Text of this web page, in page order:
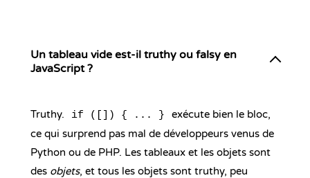
Un tableau vide est-il truthy ou falsy en
JavaScript ?
Truthy. if ([]) { ... }
exécute bien le bloc,
ce qui surprend pas mal de développeurs venus de
Python ou de PHP. Les tableaux et les objets sont
des objets, et tous les objets sont truthy, peu